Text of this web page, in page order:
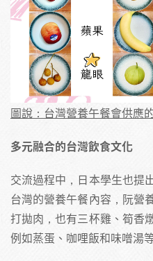
圖說：台灣營養午餐會供應
多元融合的台灣飲食文化
交流過程中，日本學生也提
台灣的營養午餐內容，阮營
打拋肉，也有三杯雞、筍香
例如蒸蛋、咖哩飯和味噌湯